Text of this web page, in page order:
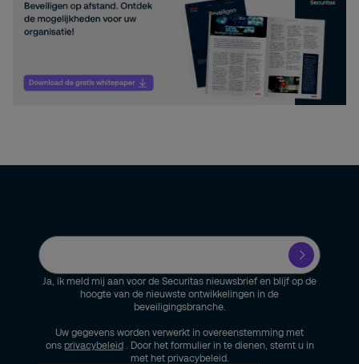
Ja, ik meld mij aan voor de Securitas nieuwsbrief en blijf op de
hoogte van de nieuwste ontwikkelingen in de
beveiligingsbranche.
Uw gegevens worden verwerkt in overeenstemming met
ons privacybeleid
. Door het formulier in te dienen, stemt u in
met het privacybeleid.